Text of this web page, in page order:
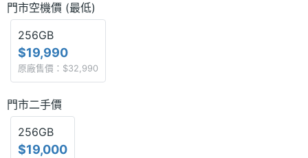
門市空機價 (最低)
256GB
$19,990
原廠售價：$32,990
門市二手價
256GB
$19,000